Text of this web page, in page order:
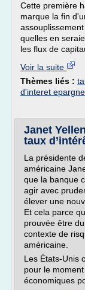
Cette première
marque la fin
quelles en
les flux de
Voir la suite
Thèmes liés :
d'interet epargne
Janet
taux
La présidente
américaine
que la banque
agir avec
élever une
Et cela parce
prouvée être
contexte de
américaine.
Les États-Unis
pour le
économiques